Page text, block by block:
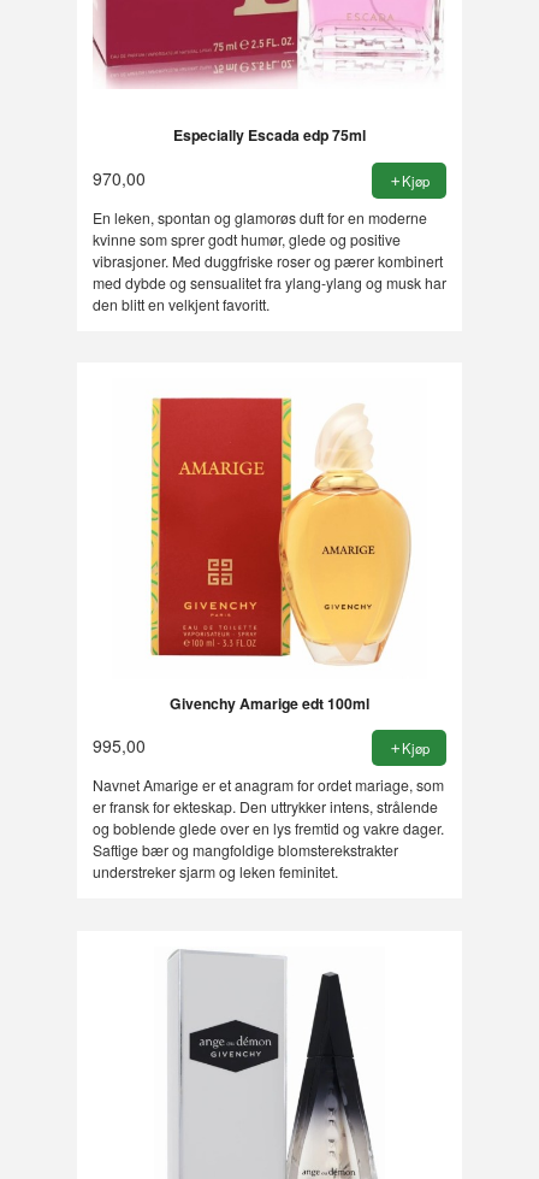
Especially Escada edp 75ml
970,00 Kjøp
En leken, spontan og glamorøs duft for en moderne
kvinne som sprer godt humør, glede og positive
vibrasjoner. Med duggfriske roser og pærer kombinert
med dybde og sensualitet fra ylang-ylang og musk har
den blitt en velkjent favoritt.
Givenchy Amarige edt 100ml
995,00 Kjøp
Navnet Amarige er et anagram for ordet mariage, som
er fransk for ekteskap. Den uttrykker intens, strålende
og boblende glede over en lys fremtid og vakre dager.
Saftige bær og mangfoldige blomsterekstrakter
understreker sjarm og leken feminitet.